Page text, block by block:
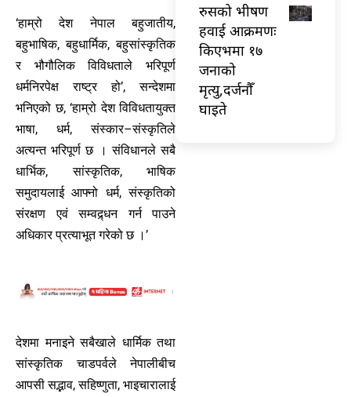
‘हाम्रो देश नेपाल बहुजातीय,
बहुभाषिक, बहुधार्मिक, बहुसांस्कृतिक
र भौगौलिक विविधताले भरिपूर्ण
धर्मनिरपेक्ष राष्ट्र हो’, सन्देशमा
भनिएको छ, ‘हाम्रो देश विविधतायुक्त
भाषा, धर्म, संस्कार–संस्कृतिले
अत्यन्त भरिपूर्ण छ । संविधानले सबै
धार्भिक, सांस्कृतिक, भाषिक
समुदायलाई आफ्नो धर्म, संस्कृतिको
संरक्षण एवं सम्वद्र्धन गर्न पाउने
अधिकार प्रत्याभूत गरेको छ ।’
देशमा मनाइने सबैखाले धार्मिक तथा
सांस्कृतिक चाडपर्वले नेपालीबीच
आपसी सद्भाव, सहिष्णुता, भाइचारालाई
रुसको भीषण
हवाई आक्रमणः
किएभमा १७
जनाको
मृत्यु,दर्जनौँ
घाइते